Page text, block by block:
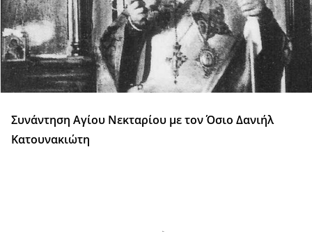
Συνάντηση Αγίου Νεκταρίου με τον Όσιο Δανιήλ
Κατουνακιώτη